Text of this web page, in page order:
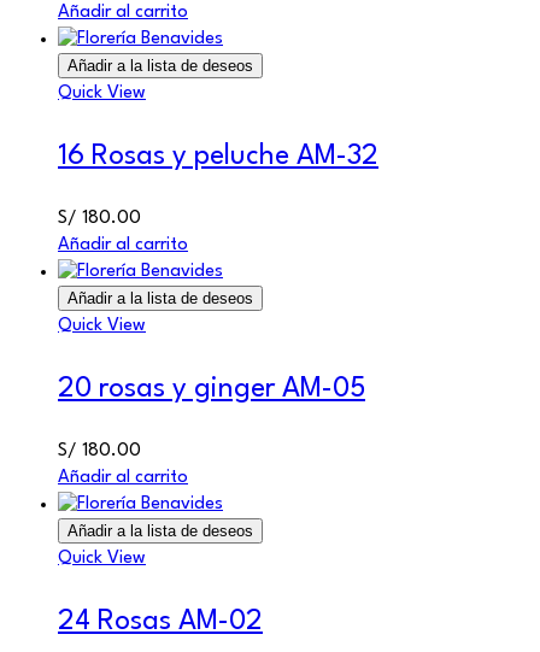
Añadir al carrito
Añadir a la lista de deseos
Quick View
16 Rosas y peluche AM-32
S/ 180.00
Añadir al carrito
Añadir a la lista de deseos
Quick View
20 rosas y ginger AM-05
S/ 180.00
Añadir al carrito
Añadir a la lista de deseos
Quick View
24 Rosas AM-02